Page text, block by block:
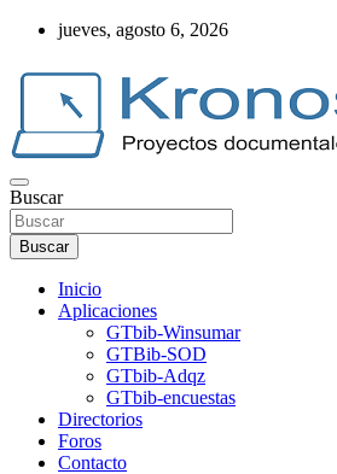
Saltar
contenido
jueves, agosto 6, 2026
Web Kronosdoc
Buscar
Buscar
Inicio
Aplicaciones
GTbib-Winsumar
GTBib-SOD
GTbib-Adqz
GTbib-encuestas
Directorios
Foros
Contacto